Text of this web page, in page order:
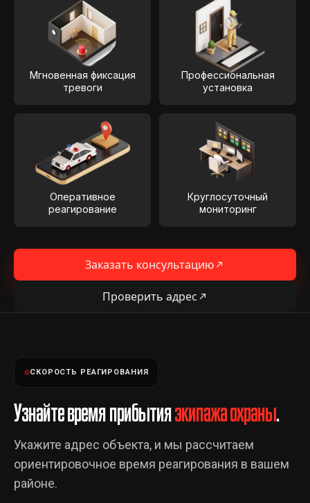
Мгновенная фиксация
тревоги
Профессиональная
установка
Оперативное
реагирование
Круглосуточный
мониторинг
Заказать консультацию
Проверить адрес
СКОРОСТЬ РЕАГИРОВАНИЯ
Узнайте время прибытияэкипажа охраны.
Укажите адрес объекта, и мы рассчитаем
ориентировочное время реагирования в вашем
районе.